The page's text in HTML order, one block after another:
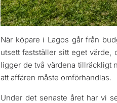
När köpare i Lagos går från
utsett fastställer sitt eget
ligger de två värdena tillräckligt
att affären måste omförhandlas.
Under det senaste året har vi